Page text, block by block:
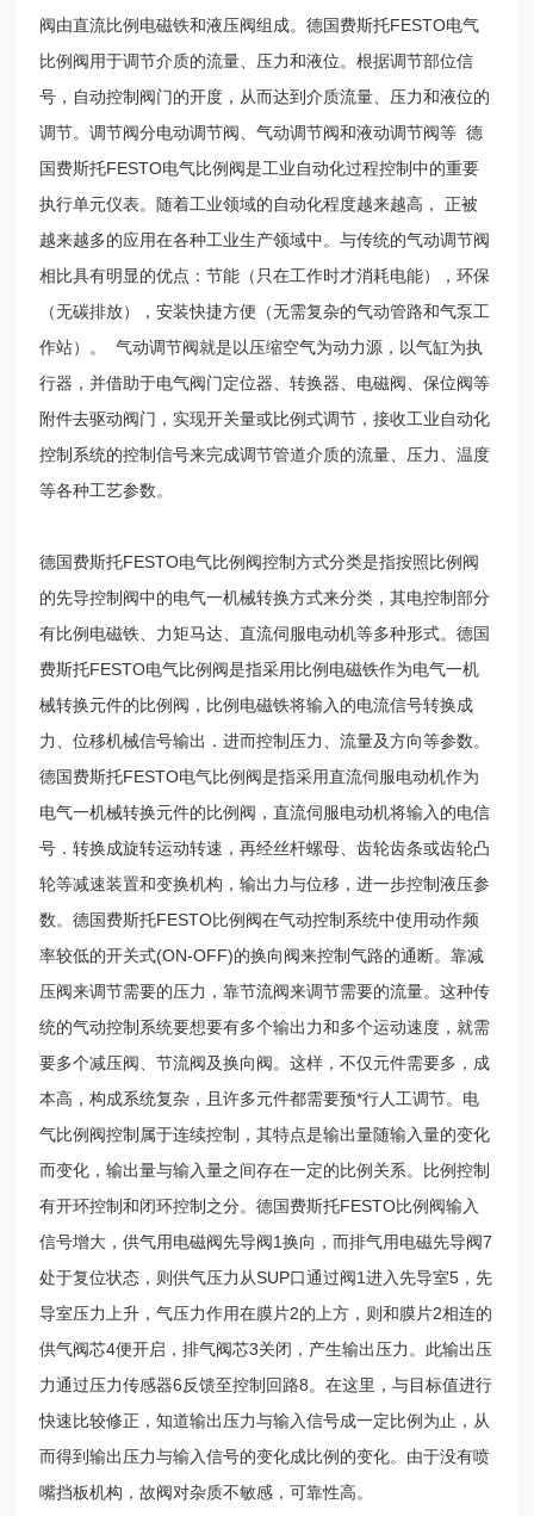
阀由直流比例电磁铁和液压阀组成。德国费斯托FESTO电气
比例阀用于调节介质的流量、压力和液位。根据调节部位信
号，自动控制阀门的开度，从而达到介质流量、压力和液位的
调节。调节阀分电动调节阀、气动调节阀和液动调节阀等 德
国费斯托FESTO电气比例阀是工业自动化过程控制中的重要
执行单元仪表。随着工业领域的自动化程度越来越高， 正被
越来越多的应用在各种工业生产领域中。与传统的气动调节阀
相比具有明显的优点：节能（只在工作时才消耗电能），环保
（无碳排放），安装快捷方便（无需复杂的气动管路和气泵工
作站）。 气动调节阀就是以压缩空气为动力源，以气缸为执
行器，并借助于电气阀门定位器、转换器、电磁阀、保位阀等
附件去驱动阀门，实现开关量或比例式调节，接收工业自动化
控制系统的控制信号来完成调节管道介质的流量、压力、温度
等各种工艺参数。
德国费斯托FESTO电气比例阀控制方式分类是指按照比例阀
的先导控制阀中的电气一机械转换方式来分类，其电控制部分
有比例电磁铁、力矩马达、直流伺服电动机等多种形式。德国
费斯托FESTO电气比例阀是指采用比例电磁铁作为电气一机
械转换元件的比例阀，比例电磁铁将输入的电流信号转换成
力、位移机械信号输出．进而控制压力、流量及方向等参数。
德国费斯托FESTO电气比例阀是指采用直流伺服电动机作为
电气一机械转换元件的比例阀，直流伺服电动机将输入的电信
号．转换成旋转运动转速，再经丝杆螺母、齿轮齿条或齿轮凸
轮等减速装置和变换机构，输出力与位移，进一步控制液压参
数。德国费斯托FESTO比例阀在气动控制系统中使用动作频
率较低的开关式(ON-OFF)的换向阀来控制气路的通断。靠减
压阀来调节需要的压力，靠节流阀来调节需要的流量。这种传
统的气动控制系统要想要有多个输出力和多个运动速度，就需
要多个减压阀、节流阀及换向阀。这样，不仅元件需要多，成
本高，构成系统复杂，且许多元件都需要预*行人工调节。电
气比例阀控制属于连续控制，其特点是输出量随输入量的变化
而变化，输出量与输入量之间存在一定的比例关系。比例控制
有开环控制和闭环控制之分。德国费斯托FESTO比例阀输入
信号增大，供气用电磁阀先导阀1换向，而排气用电磁先导阀7
处于复位状态，则供气压力从SUP口通过阀1进入先导室5，先
导室压力上升，气压力作用在膜片2的上方，则和膜片2相连的
供气阀芯4便开启，排气阀芯3关闭，产生输出压力。此输出压
力通过压力传感器6反馈至控制回路8。在这里，与目标值进行
快速比较修正，知道输出压力与输入信号成一定比例为止，从
而得到输出压力与输入信号的变化成比例的变化。由于没有喷
嘴挡板机构，故阀对杂质不敏感，可靠性高。